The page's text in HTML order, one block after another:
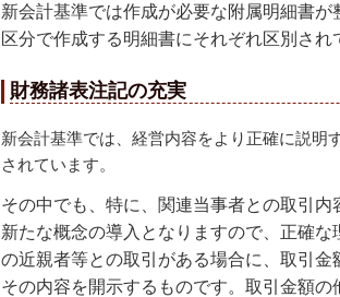
新会計基準では作成が必要な附属明細書
区分で作成する明細書にそれぞれ区別され
財務諸表注記の充実
新会計基準では、経営内容をより正確に説明
されています。
その中でも、特に、関連当事者との取引
新たな概念の導入となりますので、正確
の近親者等との取引がある場合に、取引
その内容を開示するものです。取引金額